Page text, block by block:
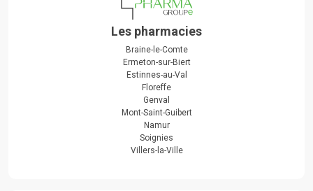
Les pharmacies
Braine-le-Comte
Ermeton-sur-Biert
Estinnes-au-Val
Floreffe
Genval
Mont-Saint-Guibert
Namur
Soignies
Villers-la-Ville